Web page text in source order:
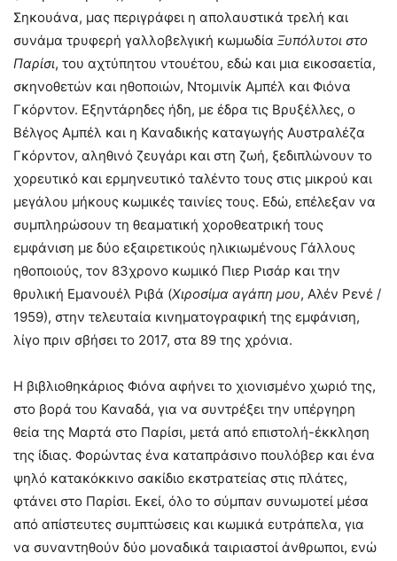
Σηκουάνα, μας περιγράφει η απολαυστικά τρελή και
συνάμα τρυφερή γαλλοβελγική κωμωδία Ξυπόλυτοι στο
Παρίσι, του αχτύπητου ντουέτου, εδώ και μια εικοσαετία,
σκηνοθετών και ηθοποιών, Ντομινίκ Αμπέλ και Φιόνα
Γκόρντον. Εξηντάρηδες ήδη, με έδρα τις Βρυξέλλες, ο
Βέλγος Αμπέλ και η Καναδικής καταγωγής Αυστραλέζα
Γκόρντον, αληθινό ζευγάρι και στη ζωή, ξεδιπλώνουν το
χορευτικό και ερμηνευτικό ταλέντο τους στις μικρού και
μεγάλου μήκους κωμικές ταινίες τους. Εδώ, επέλεξαν να
συμπληρώσουν τη θεαματική χοροθεατρική τους
εμφάνιση με δύο εξαιρετικούς ηλικιωμένους Γάλλους
ηθοποιούς, τον 83χρονο κωμικό Πιερ Ρισάρ και την
θρυλική Εμανουέλ Ριβά (Χιροσίμα αγάπη μου, Αλέν Ρενέ /
1959), στην τελευταία κινηματογραφική της εμφάνιση,
λίγο πριν σβήσει το 2017, στα 89 της χρόνια.
Η βιβλιοθηκάριος Φιόνα αφήνει το χιονισμένο χωριό της,
στο βορά του Καναδά, για να συντρέξει την υπέργηρη
θεία της Μαρτά στο Παρίσι, μετά από επιστολή-έκκληση
της ίδιας. Φορώντας ένα καταπράσινο πουλόβερ και ένα
ψηλό κατακόκκινο σακίδιο εκστρατείας στις πλάτες,
φτάνει στο Παρίσι. Εκεί, όλο το σύμπαν συνωμοτεί μέσα
από απίστευτες συμπτώσεις και κωμικά ευτράπελα, για
να συναντηθούν δύο μοναδικά ταιριαστοί άνθρωποι, ενώ